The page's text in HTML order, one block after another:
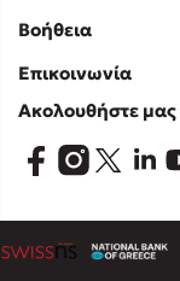
Βοήθεια
Επικοινωνία
Ακολουθήστε μας